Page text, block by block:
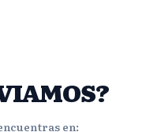
en: